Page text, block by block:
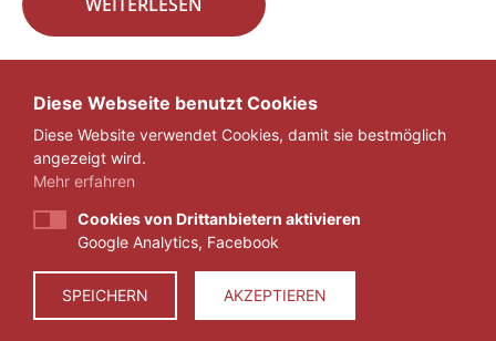
« 1 ... 15 16 17 ... 29 »
IMPRESSUM
DATENSCHUTZ
© 2026 ZEIT FÜR VERANTWORTUNG E.V.
Diese Webseite benutzt Cookies
Diese Website verwendet Cookies, damit sie bestmöglich
angezeigt wird.
Mehr erfahren
Cookies von Drittanbietern aktivieren
Google Analytics, Facebook
SPEICHERN AKZEPTIEREN